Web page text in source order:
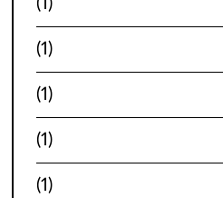
(1)
(1)
(1)
(1)
(1)